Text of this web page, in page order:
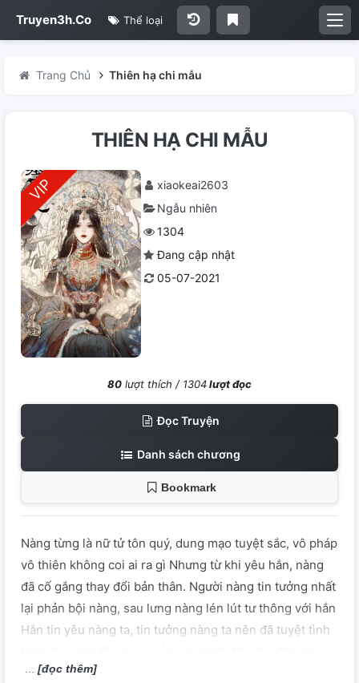
Truyen3h.Co Thể loại
Trang Chủ Thiên hạ chi mẫu
THIÊN HẠ CHI MẪU
xiaokeai2603
Ngẫu nhiên
1304
Đang cập nhật
05-07-2021
80 lượt thích / 1304lượt đọc
Đọc Truyện
Danh sách chương
Bookmark
Nàng từng là nữ tử tôn quý, dung mạo tuyệt sắc, vô pháp
vô thiên không coi ai ra gì Nhưng từ khi yêu hắn, nàng
đã cố gắng thay đổi bản thân. Người nàng tin tưởng nhất
lại phản bội nàng, sau lưng nàng lén lút tư thông với hắn
Hắn tin yêu nàng ta, tin tưởng nàng ta nên đã tuyệt tình
gặp được chàng nàng mới có được hạnh phúc, Trở thành
[đọc thêm]